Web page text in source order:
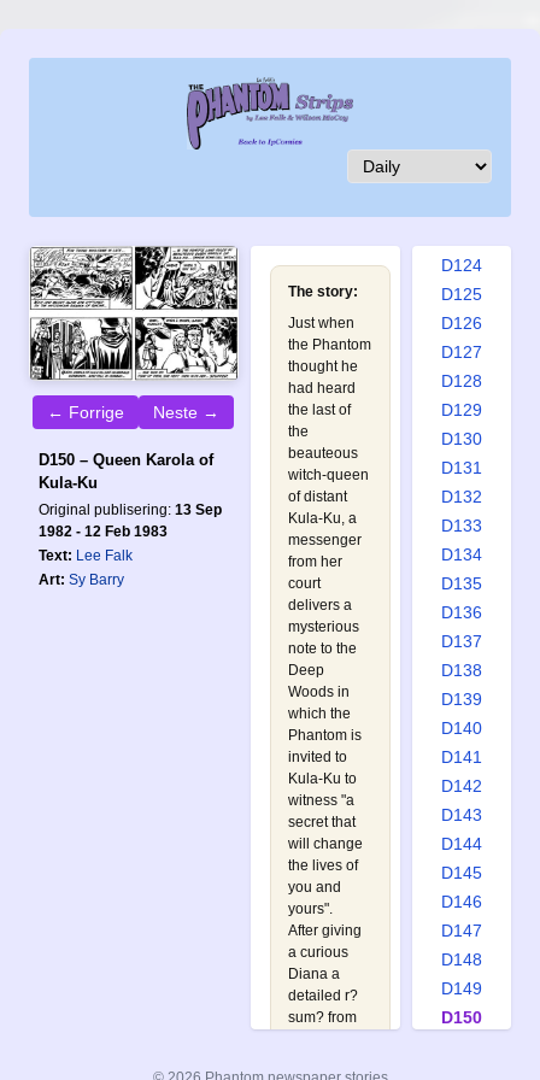
← Forrige Neste →
D150 – Queen Karola of
Kula-Ku
Original publisering: 13 Sep
1982 - 12 Feb 1983
Text: Lee Falk
Art: Sy Barry
The story:
Just when
the Phantom
thought he
had heard
the last of
the
beauteous
witch-queen
of distant
Kula-Ku, a
messenger
from her
court
delivers a
mysterious
note to the
Deep
Woods in
which the
Phantom is
invited to
Kula-Ku to
witness "a
secret that
will change
the lives of
you and
yours".
After giving
a curious
Diana a
detailed r?
sum? from
D117
D120
D124
D125
D126
D127
D128
D129
D130
D131
D132
D133
D134
D135
D136
D137
D138
D139
D140
D141
D142
D143
D144
D145
D146
D147
D148
D149
D150